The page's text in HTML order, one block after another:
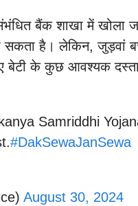
बैंक शाखा में खोला
सकता है। लेकिन, जुड़वां
के कुछ आवश्यक
Samriddhi
#DakSewaJanSewa
August 30, 2024